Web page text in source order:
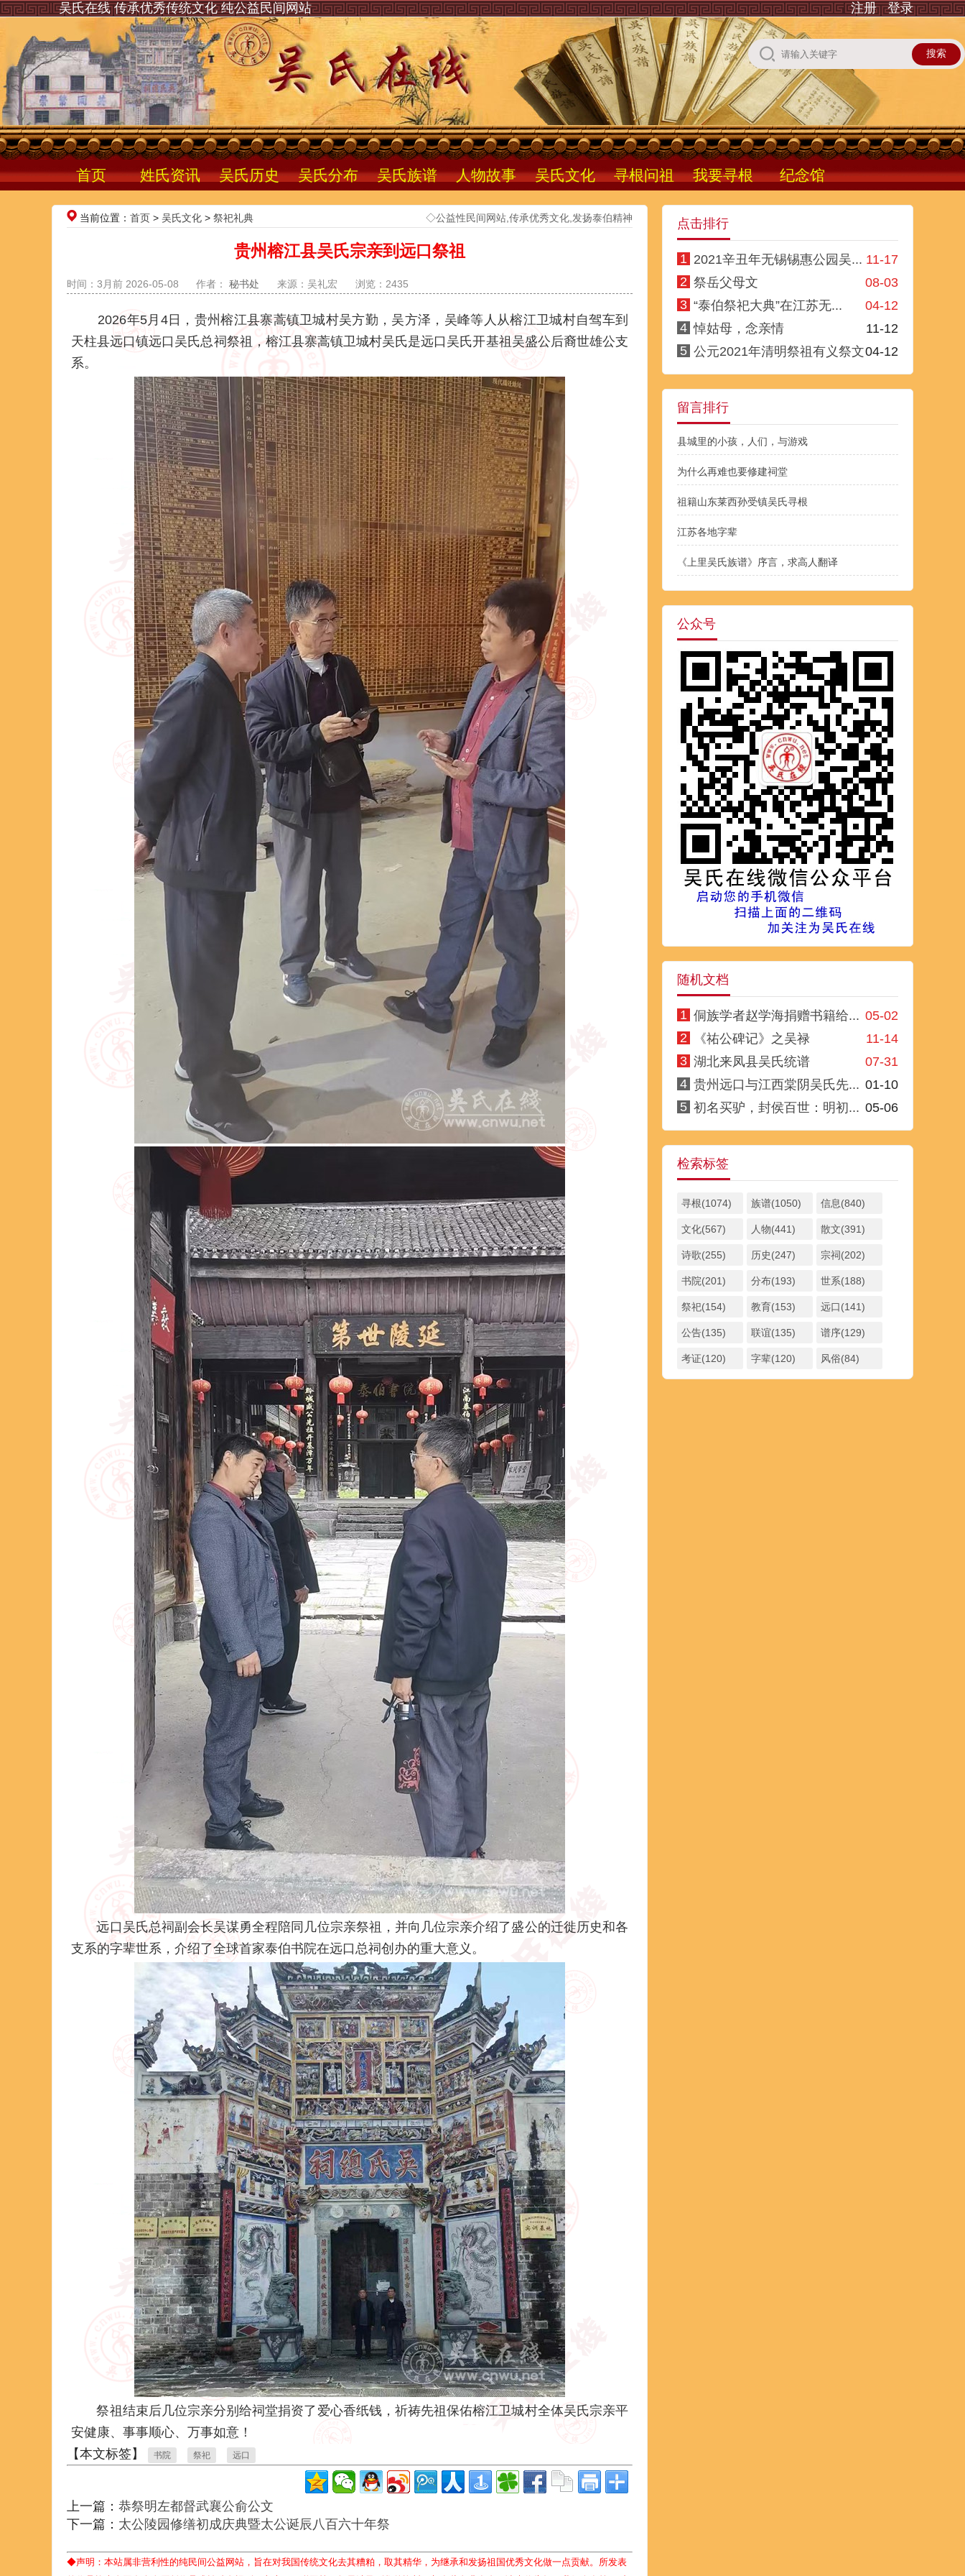
注册 登录
吴氏在线 传承优秀传统文化 纯公益民间网站
首页 姓氏资讯 吴氏历史 吴氏分布 吴氏族谱 人物故事 吴氏文化 寻根问祖 我要寻根 纪念馆
当前位置： 首页 > 吴氏文化 > 祭祀礼典 ◇公益性民间网站,传承优秀文化,发扬泰伯精神
贵州榕江县吴氏宗亲到远口祭祖
时间：3月前 2026-05-08 作者： 秘书处 来源：吴礼宏 浏览：2435
2026年5月4日，贵州榕江县寨蒿镇卫城村吴方勤，吴方泽，吴峰等人从榕江卫城村自驾车到
天柱县远口镇远口吴氏总祠祭祖，榕江县寨蒿镇卫城村吴氏是远口吴氏开基祖吴盛公后裔世雄公支
系。
远口吴氏总祠副会长吴谋勇全程陪同几位宗亲祭祖，并向几位宗亲介绍了盛公的迁徙历史和各
支系的字辈世系，介绍了全球首家泰伯书院在远口总祠创办的重大意义。
祭祖结束后几位宗亲分别给祠堂捐资了爱心香纸钱，祈祷先祖保佑榕江卫城村全体吴氏宗亲平
安健康、事事顺心、万事如意！
【本文标签】
书院 祭祀 远口
上一篇： 恭祭明左都督武襄公俞公文
下一篇： 太公陵园修缮初成庆典暨太公诞辰八百六十年祭
◆声明：本站属非营利性的纯民间公益网站，旨在对我国传统文化去其糟粕，取其精华，为继承和发扬祖国优秀文化做一点贡献。所发表
点击排行
1 11-17
2021辛丑年无锡锡惠公园吴...
2
08-03
祭岳父母文
3
04-12
“泰伯祭祀大典”在江苏无...
4
11-12
悼姑母，念亲情
5
04-12
公元2021年清明祭祖有义祭文
留言排行
县城里的小孩，人们，与游戏
为什么再难也要修建祠堂
祖籍山东莱西孙受镇吴氏寻根
江苏各地字辈
《上里吴氏族谱》序言，求高人翻译
公众号
随机文档
1 05-02
侗族学者赵学海捐赠书籍给...
2
11-14
《祐公碑记》之吴禄
3
07-31
湖北来凤县吴氏统谱
4
01-10
贵州远口与江西棠阴吴氏先...
5
05-06
初名买驴，封侯百世：明初...
检索标签
寻根(1074) 族谱(1050) 信息(840)
文化(567) 人物(441) 散文(391)
诗歌(255) 历史(247) 宗祠(202)
书院(201) 分布(193) 世系(188)
祭祀(154) 教育(153) 远口(141)
公告(135) 联谊(135) 谱序(129)
考证(120) 字辈(120) 风俗(84)